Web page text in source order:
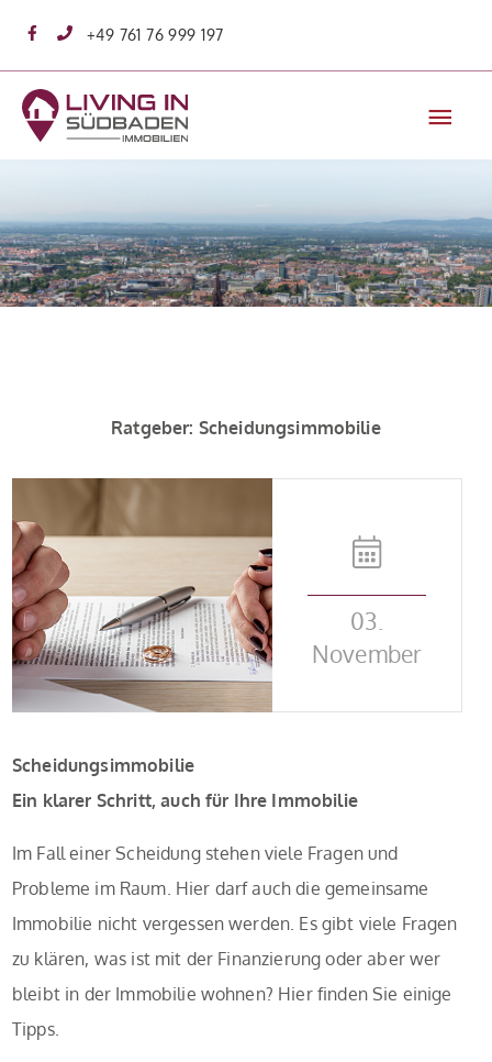
+49 761 76 999 197
Ratgeber: Scheidungsimmobilie
03.
November
Scheidungsimmobilie
Ein klarer Schritt, auch für Ihre Immobilie
Im Fall einer Scheidung stehen viele Fragen und
Probleme im Raum. Hier darf auch die gemeinsame
Immobilie nicht vergessen werden. Es gibt viele Fragen
zu klären, was ist mit der Finanzierung oder aber wer
bleibt in der Immobilie wohnen? Hier finden Sie einige
Tipps.